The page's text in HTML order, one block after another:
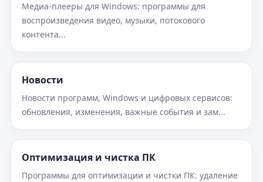
Медиа-плееры для Windows: программы для
воспроизведения видео, музыки, потокового
контента...
Новости
Новости программ, Windows и цифровых сервисов:
обновления, изменения, важные события и зам...
Оптимизация и чистка ПК
Программы для оптимизации и чистки ПК: удаление